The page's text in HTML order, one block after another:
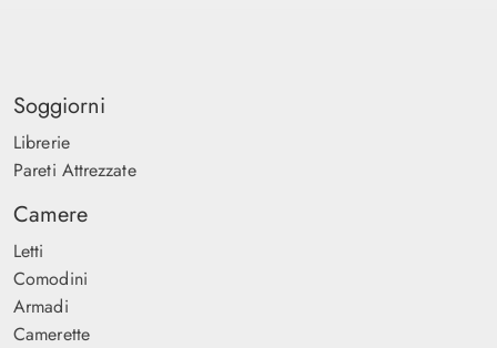
Soggiorni
Librerie
Pareti Attrezzate
Camere
Letti
Comodini
Armadi
Camerette